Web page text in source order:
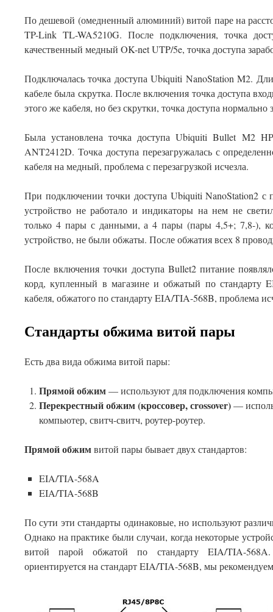
По дешевой (омедненный алюминий) витой паре на
TP-Link TL-WA5210G. После подключения, точка
качественный медный OK-net UTP/5e, точка доступа
Подключалась точка доступа Ubiquiti NanoStation M2.
кабеле была скрутка. После включения точка доступа
этого же кабеля, но без скрутки, точка доступа нормально
Была установлена точка доступа Ubiquiti Bullet M2
ANT2412D. Точка доступа перезагружалась с
кабеля на медный, проблема с перезагрузкой исчезла.
При подключении точки доступа Ubiquiti NanoStation2 с
устройство не работало и индикаторы на нем не
только 4 пары с данными, а 4 пары (пары 4,5+; 7,8-),
устройство, не были обжаты. После обжатия всех 8
После включения точки доступа Bullet2 питание
корд, купленный в магазине и обжатый по стандарту
кабеля, обжатого по стандарту EIA/TIA-568B, проблема
Стандарты обжима витой пары
Есть два вида обжима витой пары:
Прямой обжим— используют для подключения
Перекрестный обжим (кроссовер, сrossover)—
компьютер, свитч-свитч, роутер-роутер.
Прямой обжимвитой пары бывает двух стандартов:
EIA/TIA-568A
EIA/TIA-568B
По сути эти стандарты одинаковые, но используют
Однако на практике были случаи, когда некоторые
витой парой обжатой по стандарту EIA/TIA-568A.
ориентируется на стандарт EIA/TIA-568B, мы